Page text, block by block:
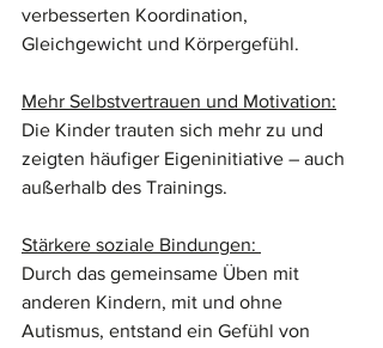
verbesserten Koordination,
Gleichgewicht und Körpergefühl.
Mehr Selbstvertrauen und Motivation:
Die Kinder trauten sich mehr zu und
zeigten häufiger Eigeninitiative – auch
außerhalb des Trainings.
Stärkere soziale Bindungen:
Durch das gemeinsame Üben mit
anderen Kindern, mit und ohne
Autismus, entstand ein Gefühl von